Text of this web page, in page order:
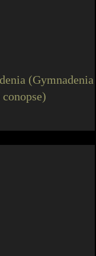
(Gymnadenia